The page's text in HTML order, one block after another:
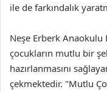
ile de farkındalık
Neşe Erberk Anaokulu
çocukların mutlu bir
hazırlanmasını
çekmektedir. "Mutlu